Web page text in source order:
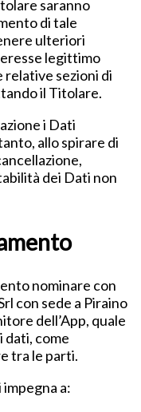
saranno
di tale
ulteriori
legittimo
sezioni di
il Titolare.
i Dati
allo spirare di
dei Dati non
nominare con
con sede a Piraino
dell’App, quale
dati, come
tra le parti.
a: